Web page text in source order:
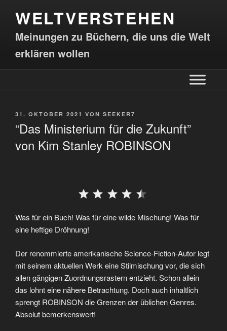
WELTVERSTEHEN
Meinungen zu Büchern, die uns die Welt
erklären wollen
31. OKTOBER 2021 VON SEEKER7
“Das Ministerium für die Zukunft”
von Kim Stanley ROBINSON
Was für ein Buch! Was für eine wilde Mischung! Was für
eine heftige Dröhnung!
Der renommierte amerikanische Science-Fiction-Autor legt
mit seinem aktuellen Werk eine Stilmischung vor, die sich
allen gängigen Zuordnungsrastern entzieht. Schon allein
das lohnt eine nähere Betrachtung. Doch auch inhaltlich
sprengt ROBINSON die Grenzen der üblichen Genres.
Absolut bemerkenswert!